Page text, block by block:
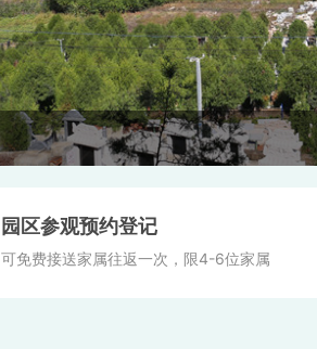
园区参观预约登记
可免费接送家属往返一次，限4-6位家属